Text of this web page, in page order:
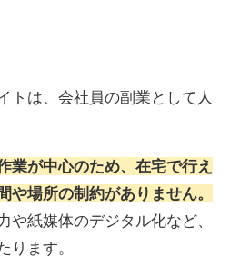
トは、会社員の副業として人
業が中心のため、在宅で行え
や場所の制約がありません。
や紙媒体のデジタル化など、
ります。